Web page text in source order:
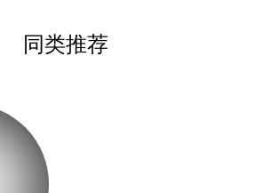
同类推荐